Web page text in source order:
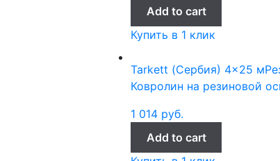
Add to cart
Купить в 1 клик
Tarkett (Сербия) 4x25 м
Ковролин на резиновой
1 014 руб.
Add to cart